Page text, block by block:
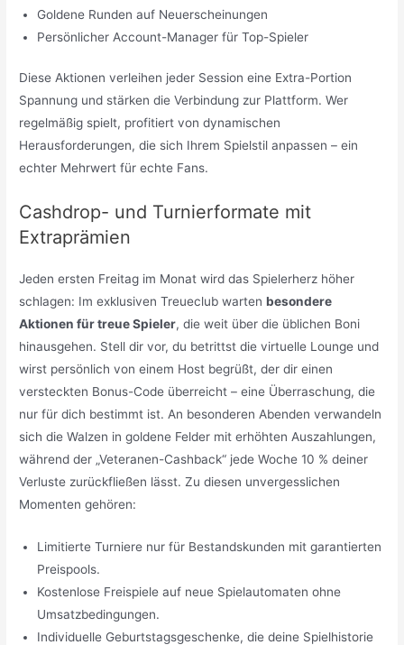
Goldene Runden auf Neuerscheinungen
Persönlicher Account-Manager für Top-Spieler
Diese Aktionen verleihen jeder Session eine Extra-Portion
Spannung und stärken die Verbindung zur Plattform. Wer
regelmäßig spielt, profitiert von dynamischen
Herausforderungen, die sich Ihrem Spielstil anpassen – ein
echter Mehrwert für echte Fans.
Cashdrop- und Turnierformate mit
Extraprämien
Jeden ersten Freitag im Monat wird das Spielerherz höher
schlagen: Im exklusiven Treueclub wartenbesondere
Aktionen für treue Spieler, die weit über die üblichen Boni
hinausgehen. Stell dir vor, du betrittst die virtuelle Lounge und
wirst persönlich von einem Host begrüßt, der dir einen
versteckten Bonus-Code überreicht – eine Überraschung, die
nur für dich bestimmt ist. An besonderen Abenden verwandeln
sich die Walzen in goldene Felder mit erhöhten Auszahlungen,
während der „Veteranen-Cashback“ jede Woche 10 % deiner
Verluste zurückfließen lässt. Zu diesen unvergesslichen
Momenten gehören:
Limitierte Turniere nur für Bestandskunden mit garantierten
Preispools.
Kostenlose Freispiele auf neue Spielautomaten ohne
Umsatzbedingungen.
Individuelle Geburtstagsgeschenke, die deine Spielhistorie